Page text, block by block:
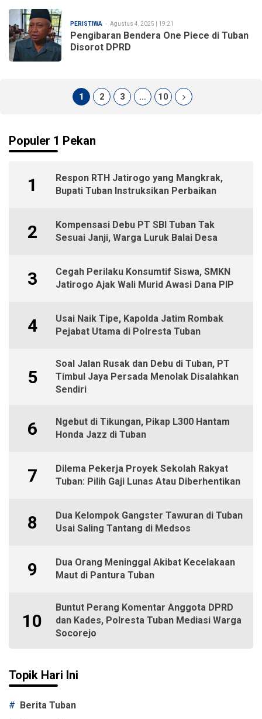
PERISTIWA Agustus 4, 2025 | 19:21
Pengibaran Bendera One Piece di Tuban
Disorot DPRD
1 2 3 … 10
Populer 1 Pekan
1
Respon RTH Jatirogo yang Mangkrak,
Bupati Tuban Instruksikan Perbaikan
2
Kompensasi Debu PT SBI Tuban Tak
Sesuai Janji, Warga Luruk Balai Desa
3
Cegah Perilaku Konsumtif Siswa, SMKN
Jatirogo Ajak Wali Murid Awasi Dana PIP
4
Usai Naik Tipe, Kapolda Jatim Rombak
Pejabat Utama di Polresta Tuban
5
Soal Jalan Rusak dan Debu di Tuban, PT
Timbul Jaya Persada Menolak Disalahkan
Sendiri
6
Ngebut di Tikungan, Pikap L300 Hantam
Honda Jazz di Tuban
7
Dilema Pekerja Proyek Sekolah Rakyat
Tuban: Pilih Gaji Lunas Atau Diberhentikan
8
Dua Kelompok Gangster Tawuran di Tuban
Usai Saling Tantang di Medsos
9
Dua Orang Meninggal Akibat Kecelakaan
Maut di Pantura Tuban
10
Buntut Perang Komentar Anggota DPRD
dan Kades, Polresta Tuban Mediasi Warga
Socorejo
Topik Hari Ini
# Berita Tuban